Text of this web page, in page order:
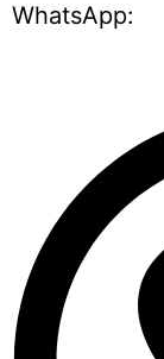
WhatsApp: